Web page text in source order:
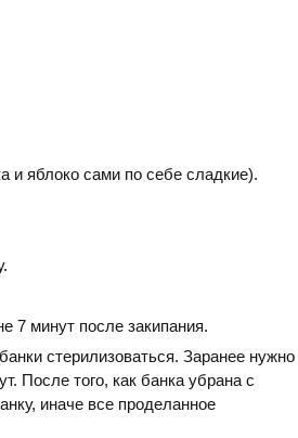
и яблоко сами по себе сладкие).
7 минут после закипания.
стерилизоваться. Заранее нужно
После того, как банка убрана с
иначе все проделанное